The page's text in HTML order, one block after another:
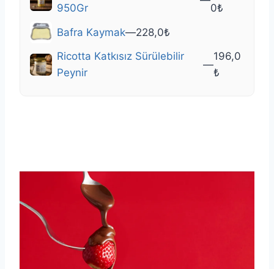
950Gr 0₺
Bafra Kaymak—228,0₺
Ricotta Katkısız Sürülebilir
Peynir
—
196,0
₺